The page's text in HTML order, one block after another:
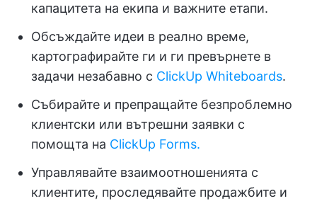
капацитета на екипа и важните етапи.
Обсъждайте идеи в реално време,
картографирайте ги и ги превърнете в
задачи незабавно с ClickUp Whiteboards.
Събирайте и препращайте безпроблемно
клиентски или вътрешни заявки с
помощта на ClickUp Forms.
Управлявайте взаимоотношенията с
клиентите, проследявайте продажбите и